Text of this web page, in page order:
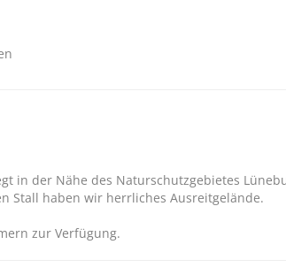
in der Nähe des Naturschutzgebietes
Stall haben wir herrliches Ausreitgelände.
zur Verfügung.